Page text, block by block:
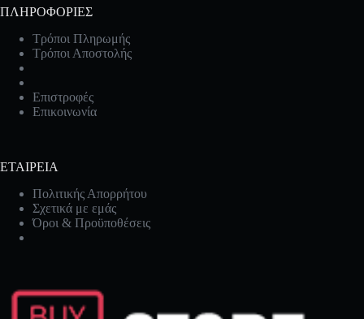
ΠΛΗΡΟΦΟΡΙΕΣ
Τρόποι Πληρωμής
Τρόποι Αποστολής
Επιστροφές
Επικοινωνία
ΕΤΑΙΡΕΙΑ
Πολιτικής Απορρήτου
Σχετικά με εμάς
Όροι & Προϋποθέσεις